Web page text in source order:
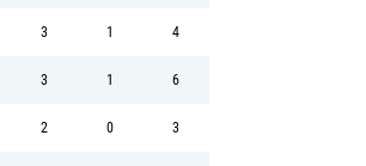
3 1 4
3 1 6
2 0 3